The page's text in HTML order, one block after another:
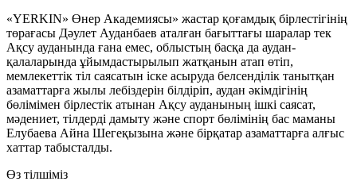
«YERKIN» Өнер Академиясы» жастар қоғамдық бірлестігінің
төрағасы Дәулет Ауданбаев аталған бағыттағы шаралар тек
Ақсу ауданында ғана емес, облыстың басқа да аудан-
қалаларында ұйымдастырылып жатқанын атап өтіп,
мемлекеттік тіл саясатын іске асыруда белсенділік танытқан
азаматтарға жылы лебіздерін білдіріп, аудан әкімдігінің
бөлімімен бірлестік атынан Ақсу ауданының ішкі саясат,
мәдениет, тілдерді дамыту және спорт бөлімінің бас маманы
Елубаева Айна Шегеқызына және бірқатар азаматтарға алғыс
хаттар табысталды.
Өз тілшіміз